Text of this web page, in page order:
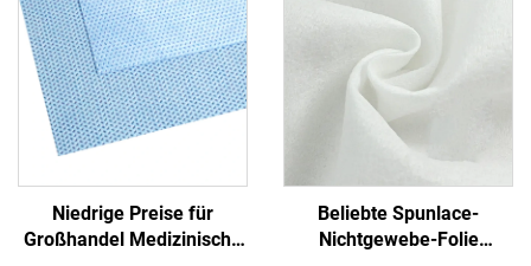
Einmalblaues
Krankenhaus
Einmalbetttuch
Niedrige Preise für
Großhandel Medizinische
Beliebte Spunlace-
Nichtgewebe-Folie